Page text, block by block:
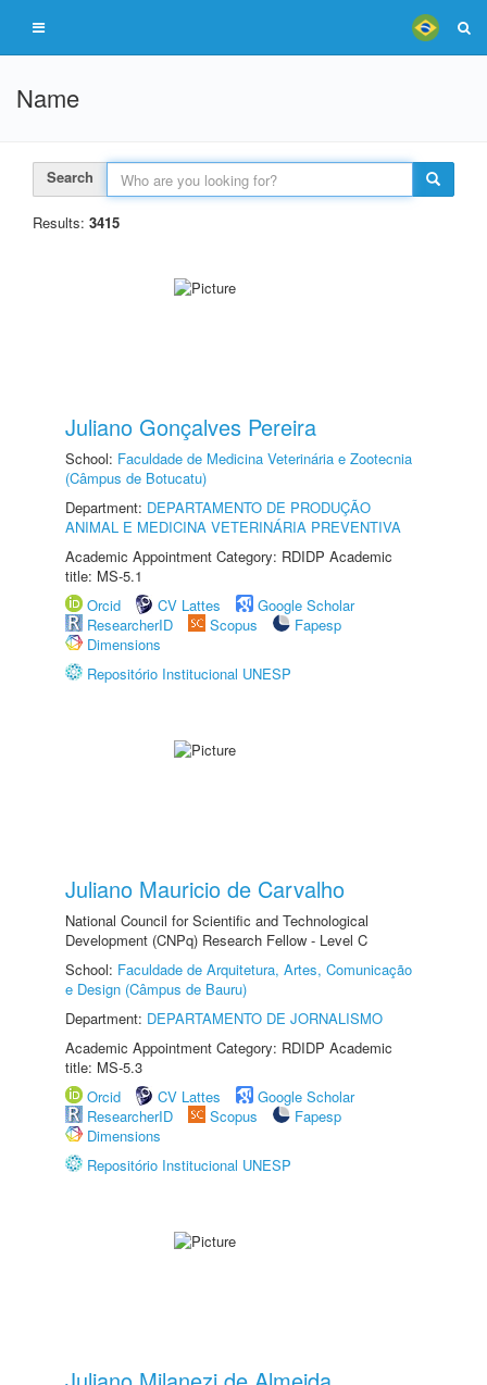
Name
Search
Results: 3415
Juliano Gonçalves Pereira
School: Faculdade de Medicina Veterinária e Zootecnia
(Câmpus de Botucatu)
Department: DEPARTAMENTO DE PRODUÇÃO
ANIMAL E MEDICINA VETERINÁRIA PREVENTIVA
Academic Appointment Category: RDIDP Academic
title: MS-5.1
Orcid
CV Lattes
Google Scholar
ResearcherID
Scopus
Fapesp
Dimensions
Repositório Institucional UNESP
Juliano Mauricio de Carvalho
National Council for Scientific and Technological
Development (CNPq) Research Fellow - Level C
School: Faculdade de Arquitetura, Artes, Comunicação
e Design (Câmpus de Bauru)
Department: DEPARTAMENTO DE JORNALISMO
Academic Appointment Category: RDIDP Academic
title: MS-5.3
Orcid
CV Lattes
Google Scholar
ResearcherID
Scopus
Fapesp
Dimensions
Repositório Institucional UNESP